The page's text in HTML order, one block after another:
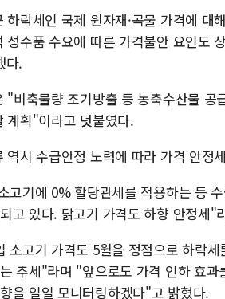
하락세인 국제 원자재·곡물 가격에
성수품 수요에 따른 가격불안 요인도
다.
"비축물량 조기방출 등 농축수산물
계획"이라고 덧붙였다.
역시 수급안정 노력에 따라 가격 안정
고기에 0% 할당관세를 적용하는 등
고 있다. 닭고기 가격도 하향 안정세"
소고기 가격도 5월을 정점으로 하락
추세"라며 "앞으로도 가격 인하 효
을 일일 모니터링하겠다"고 밝혔다.